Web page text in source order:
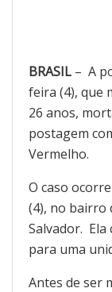
BRASIL – A
feira (4), que
26 anos,
postagem
Vermelho.
O caso
(4), no bairro
Salvador. Ela
para uma
Antes de ser